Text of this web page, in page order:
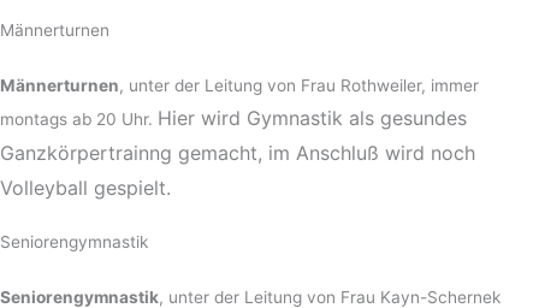
Männerturnen
Männerturnen, unter der Leitung von Frau Rothweiler, immer
montags ab 20 Uhr. Hier wird Gymnastik als gesundes
Ganzkörpertrainng gemacht, im Anschluß wird noch
Volleyball gespielt.
Seniorengymnastik
Seniorengymnastik, unter der Leitung von Frau Kayn-Schernek